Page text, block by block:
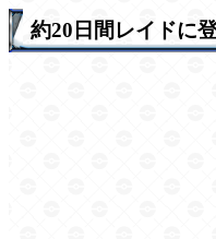
約20日間レイドに